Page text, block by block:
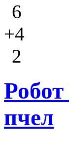
6
+4
2
пчел